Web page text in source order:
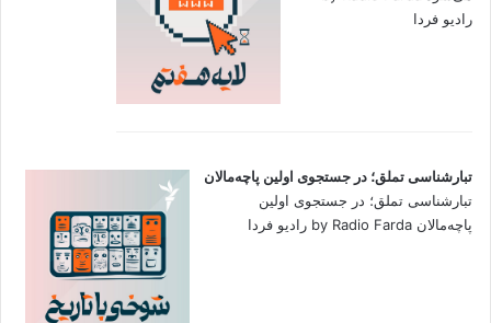
رادیو فردا
تبارشناسی تملق؛ در جستجوی اولین‌ پاچه‌مالان
تبارشناسی تملق؛ در جستجوی اولین‌
پاچه‌مالان by Radio Farda رادیو فردا